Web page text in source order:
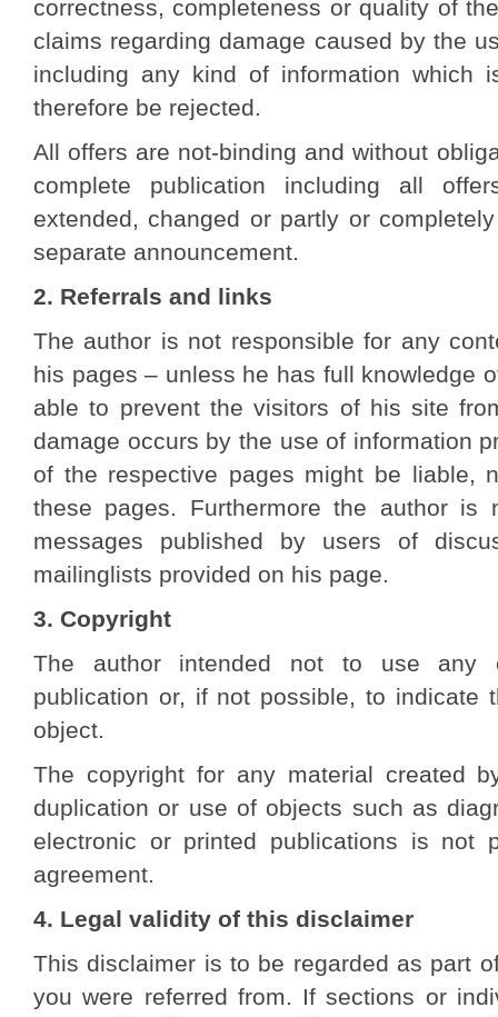
correctness, completeness or quality of
claims regarding damage caused by the
including any kind of information which
therefore be rejected.
All offers are not-binding and without
complete publication including all
extended, changed or partly or
separate announcement.
2. Referrals and links
The author is not responsible for any
his pages – unless he has full knowledge
able to prevent the visitors of his site
damage occurs by the use of information
of the respective pages might be liable,
these pages. Furthermore the author
messages published by users of
mailinglists provided on his page.
3. Copyright
The author intended not to use any
publication or, if not possible, to indicate
object.
The copyright for any material created
duplication or use of objects such as
electronic or printed publications is not
agreement.
4. Legal validity of this disclaimer
This disclaimer is to be regarded as part
you were referred from. If sections or